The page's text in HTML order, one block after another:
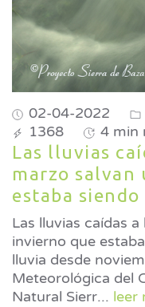
02-04-2022
1368
4 min
Las lluvias
marzo salvan
estaba siendo
Las lluvias caídas
invierno que estaba
lluvia desde
Meteorológica del
Natural Sierr... leer